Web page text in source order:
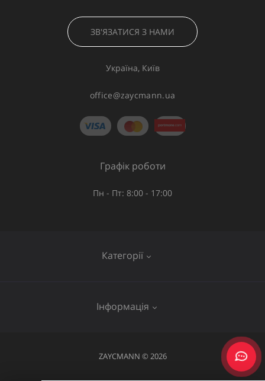
ЗВ'ЯЗАТИСЯ З НАМИ
Україна, Київ
office@zaycmann.ua
Категорії
Інформація
Послуги
Графік роботи
Пн - Пт: 8:00 - 17:00
ZAYCMANN © 2026